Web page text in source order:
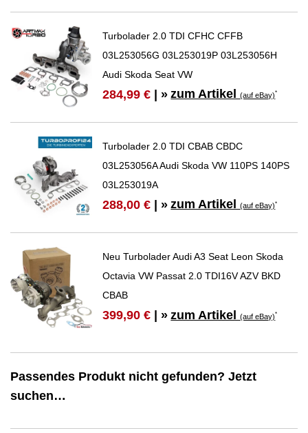
Turbolader 2.0 TDI CFHC CFFB
03L253056G 03L253019P 03L253056H
Audi Skoda Seat VW
284,99 € | » zum Artikel(auf eBay)*
Turbolader 2.0 TDI CBAB CBDC
03L253056A Audi Skoda VW 110PS 140PS
03L253019A
288,00 € | » zum Artikel(auf eBay)*
Neu Turbolader Audi A3 Seat Leon Skoda
Octavia VW Passat 2.0 TDI16V AZV BKD
CBAB
399,90 € | » zum Artikel(auf eBay)*
Passendes Produkt nicht gefunden? Jetzt
suchen…